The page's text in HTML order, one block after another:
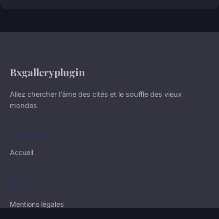
Bxgalleryplugin
Allez chercher l'âme des cités et le souffle des vieux
mondes
NAVIGATION
Accueil
LÉGAL
Mentions légales